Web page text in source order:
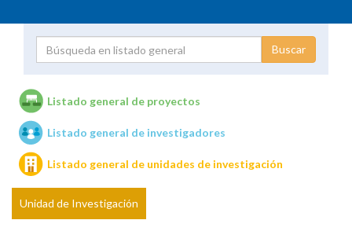
Unidades de investigación
Listado general de proyectos
Listado general de investigadores
Listado general de unidades de investigación
Unidad de Investigación